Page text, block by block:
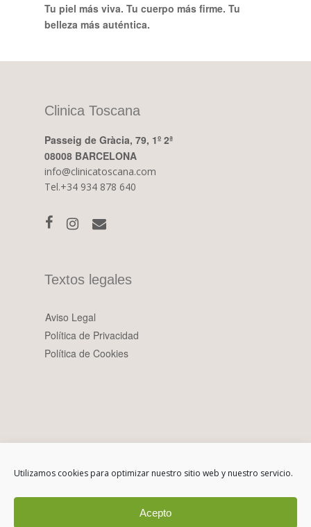
Utilizamos cookies para optimizar nuestro sitio web y nuestro servicio.
Acepto
Tu piel más viva. Tu cuerpo más firme. Tu
belleza más auténtica.
Clinica Toscana
Passeig de Gràcia, 79, 1º 2ª
08008 BARCELONA
info@clinicatoscana.com
Tel.+34 934 878 640
Textos legales
Aviso Legal
Política de Privacidad
Política de Cookies